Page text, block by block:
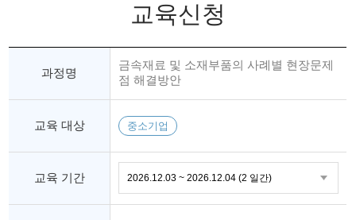
교육신청
과정명
금속재료 및 소재부품의 사례별 현장문제
점 해결방안
교육 대상 중소기업
교육 기간